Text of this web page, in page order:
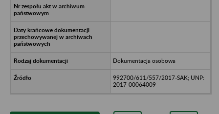
Dokumentacja osobowa
992700/611/557/2017-SAK; UNP:
2017-00064009